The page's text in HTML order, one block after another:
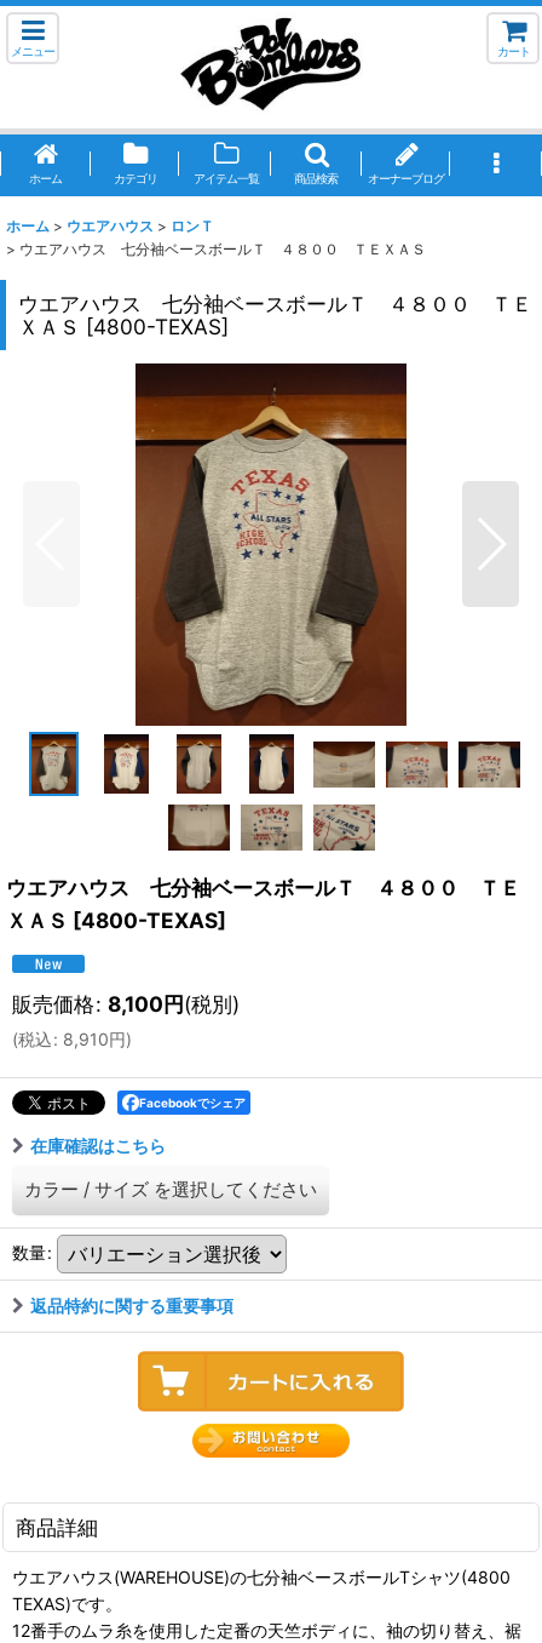
メニュー カート
ホーム カテゴリ アイテム一覧 商品検索 オーナーブログ
ホーム > ウエアハウス > ロンＴ
> ウエアハウス 七分袖ベースボールＴ ４８００ ＴＥＸＡＳ
ウエアハウス 七分袖ベースボールＴ ４８００ ＴＥ
ＸＡＳ [4800-TEXAS]
ウエアハウス 七分袖ベースボールＴ ４８００ ＴＥ
ＸＡＳ [4800-TEXAS]
販売価格: 8,100円(税別)
(税込: 8,910円)
Facebookでシェア
在庫確認はこちら
カラー / サイズ を選択してください
数量:
返品特約に関する重要事項
商品詳細
ウエアハウス(WAREHOUSE)の七分袖ベースボールTシャツ(4800
TEXAS)です。
12番手のムラ糸を使用した定番の天竺ボディに、袖の切り替え、裾